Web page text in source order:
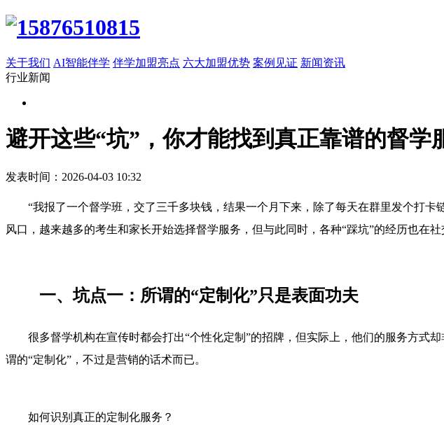
关于我们 AI智能伴学 伴学加盟亮点 六大加盟优势 案例见证 新闻资讯
行业新闻
避开这些“坑”，你才能找到真正靠谱的督学
发表时间：2026-04-03 10:32
“我报了一个督学班，交了三千多块钱，结果一个月下来，除了每天在群里发个打
风口，越来越多的考生和家长开始选择督学服务，但与此同时，各种“踩坑”的经历也在
一、坑点一：所谓的“定制化”只是表面功夫
很多督学机构在宣传时都会打出“个性化定制”的招牌，但实际上，他们的服务方
谓的“定制化”，不过是营销的话术而已。
如何识别真正的定制化服务？